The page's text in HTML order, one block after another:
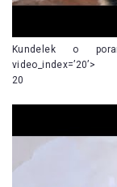
Kundelek o
video_index=’20’>
20